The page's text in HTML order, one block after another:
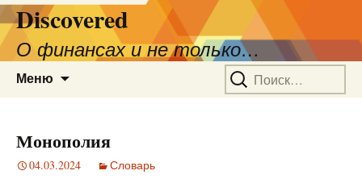
Discovered
О финансах и не только…
Меню Найти:
Монополия
04.03.2024 Словарь